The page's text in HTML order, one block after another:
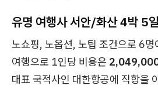
유명 여행사 서안/화산 4박 5일
노쇼핑, 노옵션, 노팁 조건으로 6명
여행으로 1인당 비용은
대표 국적사인 대한항공에 직항을